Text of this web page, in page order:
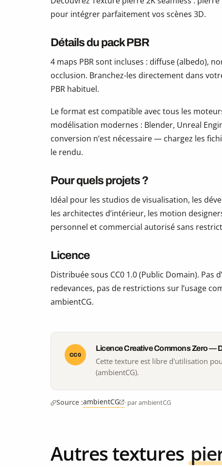
pour intégrer parfaitement vos scènes 3D.
Détails du pack PBR
4 maps PBR sont incluses : diffuse (albedo),
occlusion. Branchez-les directement dans
PBR habituel.
Le format est compatible avec tous les
modélisation modernes : Blender, Unreal
conversion n’est nécessaire — chargez les
le rendu.
Pour quels projets ?
Idéal pour les studios de visualisation, les
les architectes d’intérieur, les motion
personnel et commercial autorisé sans
Licence
Distribuée sous CC0 1.0 (Public Domain). Pas
redevances, pas de restrictions sur l’usage
ambientCG.
CC0
Licence Creative Commons Zero —
Cette texture est libre d'utilisation
(ambientCG).
Source :ambientCG · par ambientCG
Autres textures